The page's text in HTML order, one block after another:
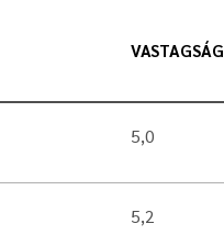
VASTAGSÁG
5,0
5,2